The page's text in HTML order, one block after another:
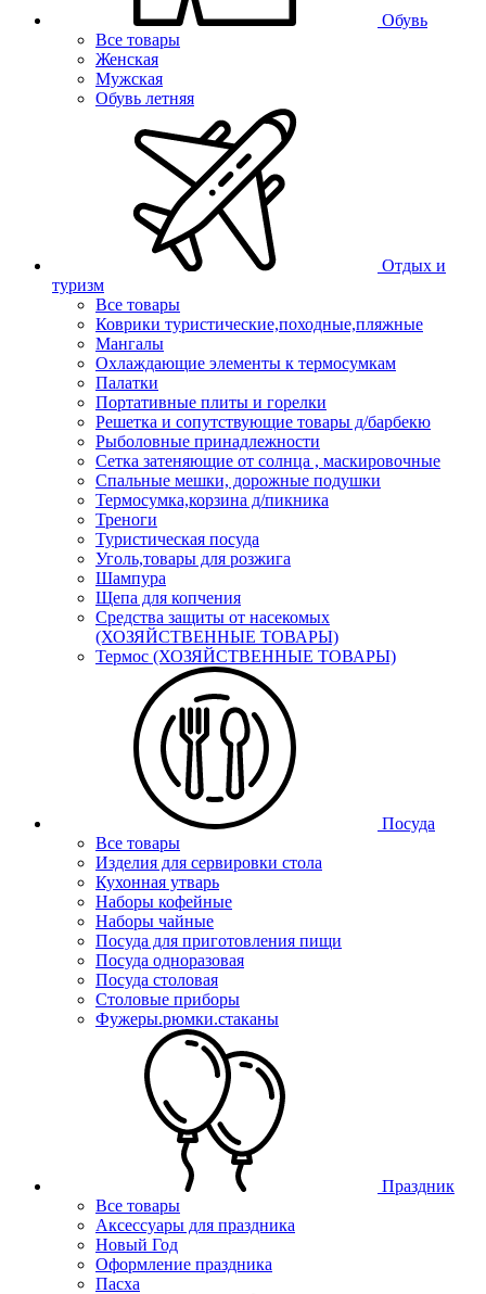
Обувь
Все товары
Женская
Мужская
Обувь летняя
Отдых и
туризм
Все товары
Коврики туристические,походные,пляжные
Мангалы
Охлаждающие элементы к термосумкам
Палатки
Портативные плиты и горелки
Решетка и сопутствующие товары д/барбекю
Рыболовные принадлежности
Сетка затеняющие от солнца , маскировочные
Спальные мешки, дорожные подушки
Термосумка,корзина д/пикника
Треноги
Туристическая посуда
Уголь,товары для розжига
Шампура
Щепа для копчения
Средства защиты от насекомых
(ХОЗЯЙСТВЕННЫЕ ТОВАРЫ)
Термос (ХОЗЯЙСТВЕННЫЕ ТОВАРЫ)
Посуда
Все товары
Изделия для сервировки стола
Кухонная утварь
Наборы кофейные
Наборы чайные
Посуда для приготовления пищи
Посуда одноразовая
Посуда столовая
Столовые приборы
Фужеры.рюмки.стаканы
Праздник
Все товары
Аксессуары для праздника
Новый Год
Оформление праздника
Пасха